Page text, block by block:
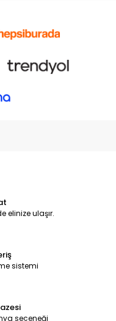
elinize ulaşır.
sistemi
seçeneği